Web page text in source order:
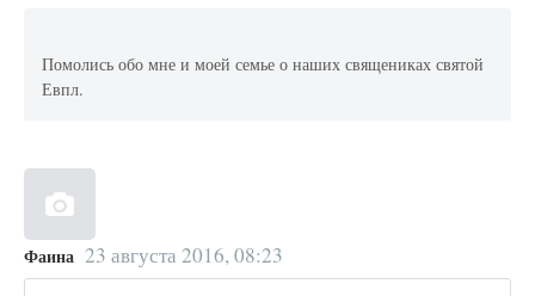
Помолись обо мне и моей семье о наших священиках святой
Евпл.
Фаина 23 августа 2016, 08:23